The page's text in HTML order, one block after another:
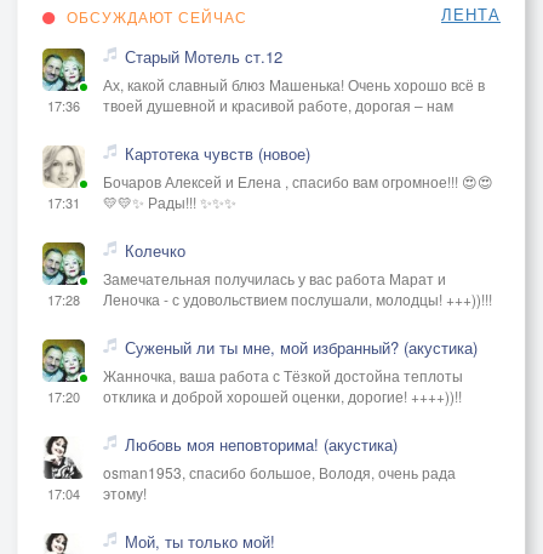
ОБСУЖДАЮТ СЕЙЧАС ЛЕНТА
17:36
Старый Мотель ст.12
Ах, какой славный блюз Машенька! Очень хорошо всё в
твоей душевной и красивой работе, дорогая – нам
17:31
Картотека чувств (новое)
Бочаров Алексей и Елена , спасибо вам огромное!!! 😍😍
💛💛✨ Рады!!! ✨✨✨
17:28
Колечко
Замечательная получилась у вас работа Марат и
Леночка - с удовольствием послушали, молодцы! +++))!!!
17:20
Суженый ли ты мне, мой избранный? (акустика)
Жанночка, ваша работа с Тёзкой достойна теплоты
отклика и доброй хорошей оценки, дорогие! ++++))!!
17:04
Любовь моя неповторима! (акустика)
osman1953, спасибо большое, Володя, очень рада
этому!
Мой, ты только мой!